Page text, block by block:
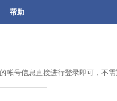
帮助
帐号信息直接进行登录即可，不需